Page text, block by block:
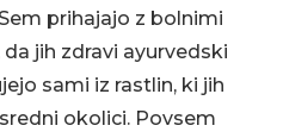
prihajajo z bolnimi
jih zdravi ayurvedski
sami iz rastlin, ki jih
okolici. Povsem